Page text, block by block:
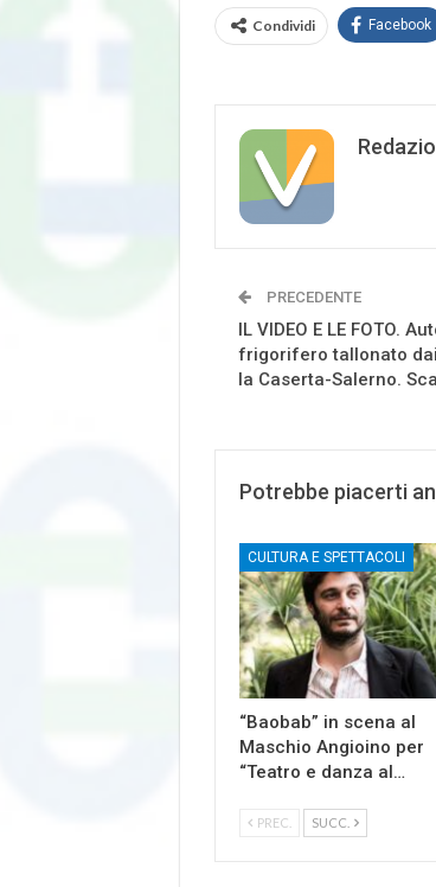
Condividi Facebook
PRECEDENTE
IL VIDEO E LE FOTO.
frigorifero tallonato
la Caserta-Salerno.
Potrebbe piacerti
CULTURA E SPETTACOLI
“Baobab” in scena al
Maschio Angioino per
“Teatro e danza al…
PREC. SUCC.